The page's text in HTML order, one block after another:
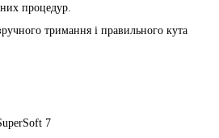
процедур.
тримання і правильного кута
7